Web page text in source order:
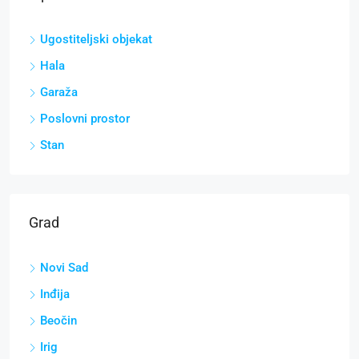
Ugostiteljski objekat
Hala
Garaža
Poslovni prostor
Stan
Grad
Novi Sad
Inđija
Beočin
Irig